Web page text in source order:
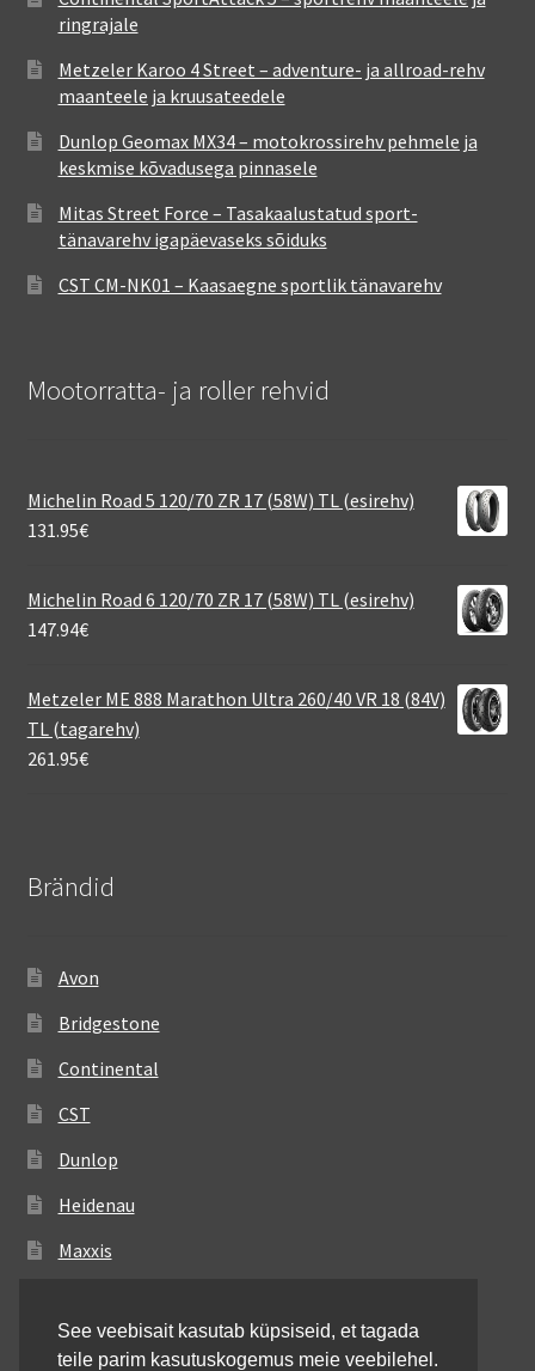
ringrajale
Metzeler Karoo 4 Street – adventure- ja allroad-rehv
maanteele ja kruusateedele
Dunlop Geomax MX34 – motokrossirehv pehmele ja
keskmise kõvadusega pinnasele
Mitas Street Force – Tasakaalustatud sport-
tänavarehv igapäevaseks sõiduks
CST CM-NK01 – Kaasaegne sportlik tänavarehv
Mootorratta- ja roller rehvid
Michelin Road 5 120/70 ZR 17 (58W) TL (esirehv)
131.95€
Michelin Road 6 120/70 ZR 17 (58W) TL (esirehv)
147.94€
Metzeler ME 888 Marathon Ultra 260/40 VR 18 (84V)
TL (tagarehv)
261.95€
Brändid
Avon
Bridgestone
Continental
CST
Dunlop
Heidenau
Maxxis
Michelin
See veebisait kasutab küpsiseid, et tagada
teile parim kasutuskogemus meie veebilehel.